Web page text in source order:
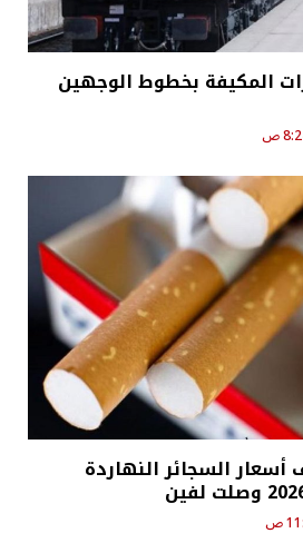
المكيفة بخطوط الوجهين
السجائر النهاردة